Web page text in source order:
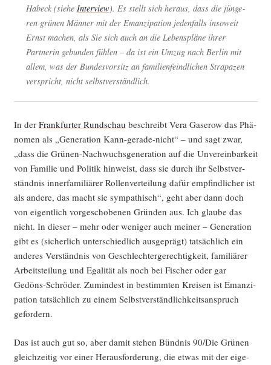
Habeck (sie­he Inter­view). Es stellt sich her­aus, dass die jün­ge­
ren grü­nen Män­ner mit der Eman­zi­pa­ti­on jeden­falls inso­weit
Ernst machen, als Sie sich auch an die Lebens­plä­ne ihrer
Part­ne­rin gebun­den füh­len – da ist ein Umzug nach Ber­lin mit
allem, was der Bun­des­vor­sitz an fami­li­en­feind­li­chen Stra­pa­zen
ver­spricht, nicht selbstverständlich.
In der Frank­fur­ter Rund­schau beschreibt Vera Gas­e­row das Phä­
no­men als „Gene­ra­ti­on Kann-gera­de-nicht“ – und sagt zwar,
„dass die Grü­nen-Nach­wuchs­ge­ne­ra­ti­on auf die Unver­ein­bar­keit
von Fami­lie und Poli­tik hin­weist, dass sie durch ihr Selbst­ver­
ständ­nis inner­fa­mi­liä­rer Rol­len­ver­tei­lung dafür emp­find­li­cher ist
als ande­re, das macht sie sym­pa­thisch“, geht aber dann doch
von eigent­lich vor­ge­scho­be­nen Grün­den aus. Ich glau­be das
nicht. In die­ser – mehr oder weni­ger auch mei­ner – Gene­ra­ti­on
gibt es (sicher­lich unter­schied­lich aus­ge­prägt) tat­säch­lich ein
ande­res Ver­ständ­nis von Geschlech­ter­ge­rech­tig­keit, fami­liä­rer
Arbeits­tei­lung und Ega­li­tät als noch bei Fischer oder gar
Gedöns-Schrö­der. Zumin­dest in bestimm­ten Krei­sen ist Eman­zi­
pa­ti­on tat­säch­lich zu einem Selbst­ver­ständ­lich­keits­an­spruch
gefordern.
Das ist auch gut so, aber damit ste­hen Bünd­nis 90/Die Grü­nen
gleich­zei­tig vor einer Her­aus­for­de­rung, die etwas mit der eige­